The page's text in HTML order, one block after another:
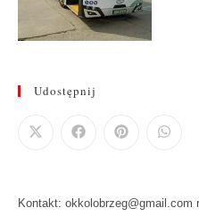
Udostępnij
Kontakt: okkolobrzeg@gmail.com